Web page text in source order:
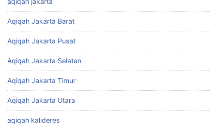
Aqiqah Jakarta Barat
Aqiqah Jakarta Pusat
Aqiqah Jakarta Selatan
Aqiqah Jakarta Timur
Aqiqah Jakarta Utara
aqiqah kalideres